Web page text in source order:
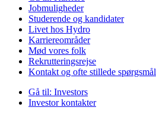
Jobmuligheder
Studerende og kandidater
Livet hos Hydro
Karriereområder
Mød vores folk
Rekrutteringsrejse
Kontakt og ofte stillede spørgsmål
Gå til: Investors
Investor kontakter